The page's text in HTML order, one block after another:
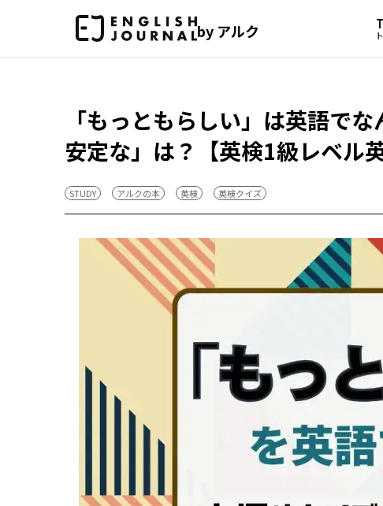
by アルク
「もっともらしい」は英語で
安定な」は？【英検1級レベル
STUDY アルクの本 英検 英検クイズ